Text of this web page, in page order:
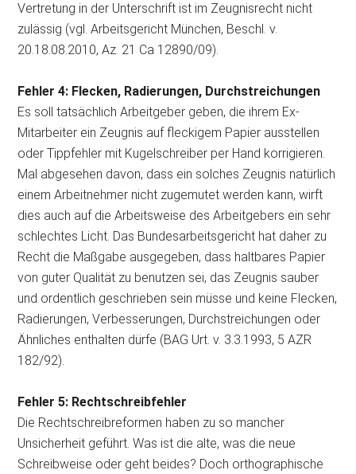
Vertretung in der Unterschrift ist im Zeugnisrecht nicht
zulässig (vgl. Arbeitsgericht München, Beschl. v.
20.18.08.2010, Az. 21 Ca 12890/09).
Fehler 4: Flecken, Radierungen, Durchstreichungen
Es soll tatsächlich Arbeitgeber geben, die ihrem Ex-
Mitarbeiter ein Zeugnis auf fleckigem Papier ausstellen
oder Tippfehler mit Kugelschreiber per Hand korrigieren.
Mal abgesehen davon, dass ein solches Zeugnis natürlich
einem Arbeitnehmer nicht zugemutet werden kann, wirft
dies auch auf die Arbeitsweise des Arbeitgebers ein sehr
schlechtes Licht. Das Bundesarbeitsgericht hat daher zu
Recht die Maßgabe ausgegeben, dass haltbares Papier
von guter Qualität zu benutzen sei, das Zeugnis sauber
und ordentlich geschrieben sein müsse und keine Flecken,
Radierungen, Verbesserungen, Durchstreichungen oder
Ähnliches enthalten dürfe (BAG Urt. v. 3.3.1993, 5 AZR
182/92).
Fehler 5: Rechtschreibfehler
Die Rechtschreibreformen haben zu so mancher
Unsicherheit geführt. Was ist die alte, was die neue
Schreibweise oder geht beides? Doch orthographische